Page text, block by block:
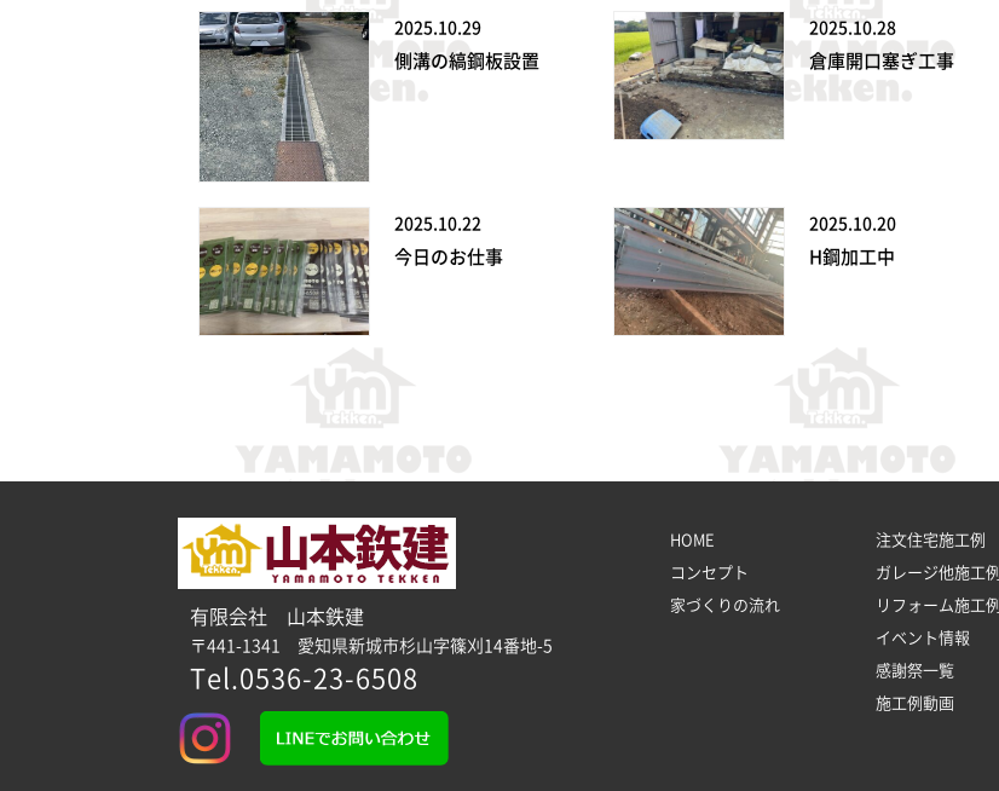
2025.10.29
側溝の縞鋼板設置
2025.10.28
倉庫開口塞ぎ工事
2025.10.22
今日のお仕事
2025.10.20
H鋼加工中
有限会社 山本鉄建
〒441-1341 愛知県新城市杉山字篠刈14番地-5
Tel.0536-23-6508
HOME
コンセプト
家づくりの流れ
注文住宅施工例
ガレージ他施工例
リフォーム施工例
イベント情報
感謝祭一覧
施工例動画